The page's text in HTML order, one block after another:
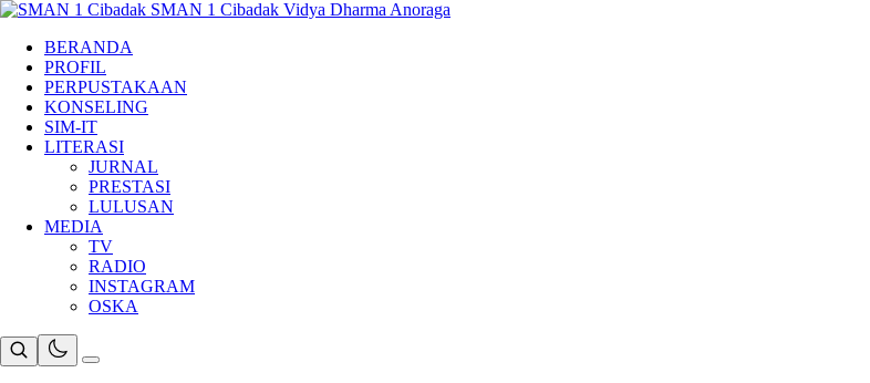
Skip
content
SMAN 1 Cibadak Vidya Dharma Anoraga
BERANDA
PROFIL
PERPUSTAKAAN
KONSELING
SIM-IT
LITERASI
JURNAL
PRESTASI
LULUSAN
MEDIA
TV
RADIO
INSTAGRAM
OSKA